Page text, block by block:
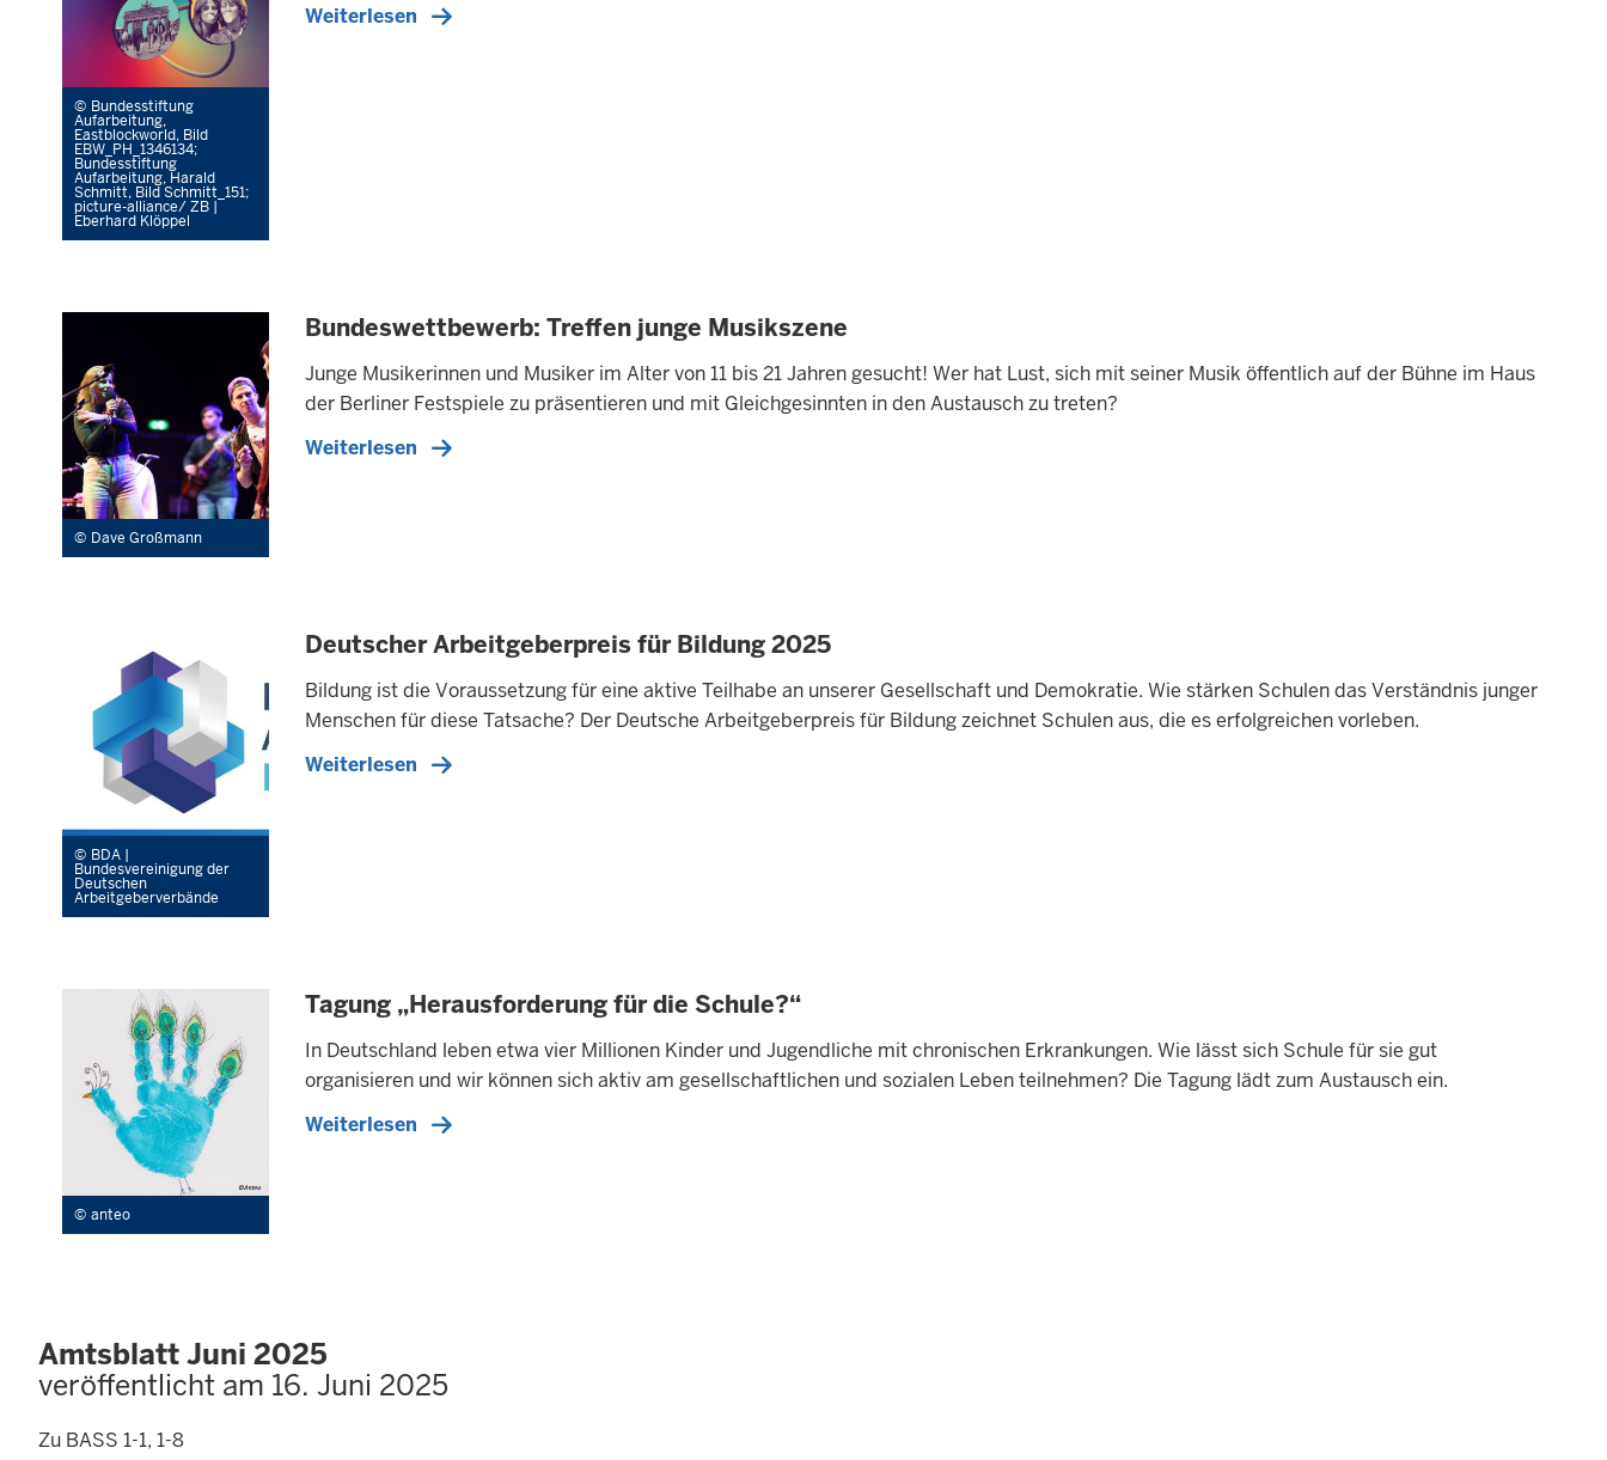
Bundesstiftung
Aufarbeitung,
Eastblockworld, Bild
EBW_PH_1346134;
Bundesstiftung
Aufarbeitung, Harald
Schmitt, Bild Schmitt_151;
picture-alliance/ ZB |
Eberhard Klöppel
Weiterlesen
Dave Großmann
Bundeswettbewerb: Treffen junge Musikszene
Junge Musikerinnen und Musiker im Alter von 11 bis 21 Jahren gesucht! Wer hat Lust, sich mit seiner Musik öffentlich auf der Bühne im Haus
der Berliner Festspiele zu präsentieren und mit Gleichgesinnten in den Austausch zu treten?
Weiterlesen
BDA |
Bundesvereinigung der
Deutschen
Arbeitgeberverbände
Deutscher Arbeitgeberpreis für Bildung 2025
Bildung ist die Voraussetzung für eine aktive Teilhabe an unserer Gesellschaft und Demokratie. Wie stärken Schulen das Verständnis junger
Menschen für diese Tatsache? Der Deutsche Arbeitgeberpreis für Bildung zeichnet Schulen aus, die es erfolgreichen vorleben.
Weiterlesen
anteo
Tagung „Herausforderung für die Schule?“
In Deutschland leben etwa vier Millionen Kinder und Jugendliche mit chronischen Erkrankungen. Wie lässt sich Schule für sie gut
organisieren und wir können sich aktiv am gesellschaftlichen und sozialen Leben teilnehmen? Die Tagung lädt zum Austausch ein.
Weiterlesen
Amtsblatt Juni 2025
veröffentlicht am 16. Juni 2025
Zu BASS 1-1, 1-8